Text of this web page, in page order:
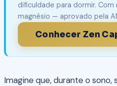
dificuldade para dormir.
magnésio — aprovado pela
Conhecer Zen
Imagine que, durante o sono,